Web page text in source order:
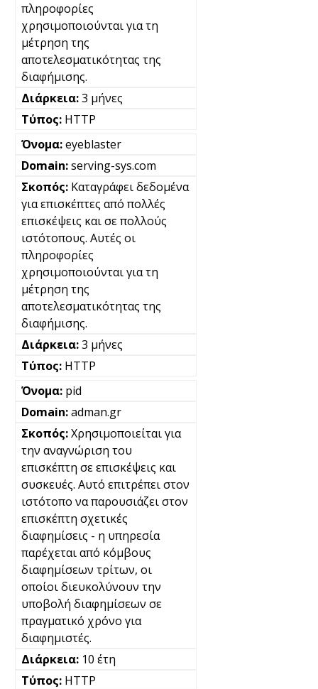
πληροφορίες
χρησιμοποιούνται για τη
μέτρηση της
αποτελεσματικότητας της
διαφήμισης.
3 μήνες
HTTP
eyeblaster
serving-sys.com
Καταγράφει δεδομένα
για επισκέπτες από πολλές
επισκέψεις και σε πολλούς
ιστότοπους. Αυτές οι
πληροφορίες
χρησιμοποιούνται για τη
μέτρηση της
αποτελεσματικότητας της
διαφήμισης.
3 μήνες
HTTP
pid
adman.gr
Χρησιμοποιείται για
την αναγνώριση του
επισκέπτη σε επισκέψεις και
συσκευές. Αυτό επιτρέπει στον
ιστότοπο να παρουσιάζει στον
επισκέπτη σχετικές
διαφημίσεις - η υπηρεσία
παρέχεται από κόμβους
διαφημίσεων τρίτων, οι
οποίοι διευκολύνουν την
υποβολή διαφημίσεων σε
πραγματικό χρόνο για
διαφημιστές.
10 έτη
HTTP